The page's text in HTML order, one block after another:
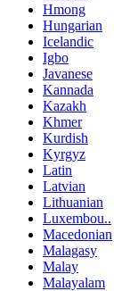
Hmong
Hungarian
Icelandic
Igbo
Javanese
Kannada
Kazakh
Khmer
Kurdish
Kyrgyz
Latin
Latvian
Lithuanian
Luxembou..
Macedonian
Malagasy
Malay
Malayalam